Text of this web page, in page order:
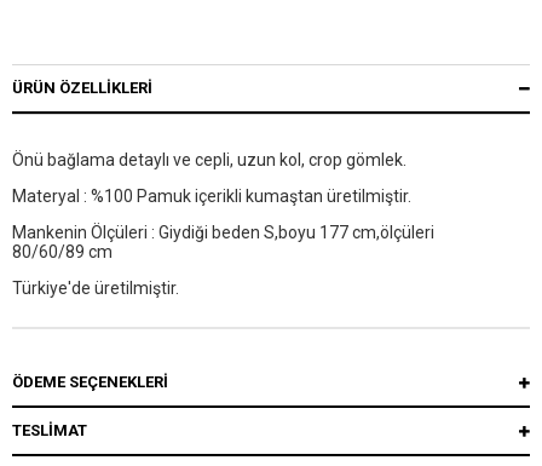
ÜRÜN ÖZELLIKLERI
Önü bağlama detaylı ve cepli, uzun kol, crop gömlek.
Materyal : %100 Pamuk içerikli kumaştan üretilmiştir.
Mankenin Ölçüleri : Giydiği beden S,boyu 177 cm,ölçüleri
80/60/89 cm
Türkiye'de üretilmiştir.
ÖDEME SEÇENEKLERI
TESLİMAT